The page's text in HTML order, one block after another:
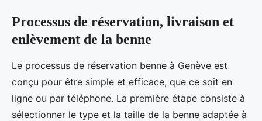
Processus de réservation, livraison et
enlèvement de la benne
Le processus de réservation benne à Genève est
conçu pour être simple et efficace, que ce soit en
ligne ou par téléphone. La première étape consiste à
sélectionner le type et la taille de la benne adaptée à